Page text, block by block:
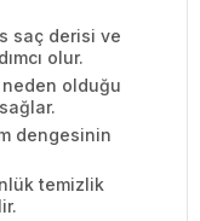
saç derisi ve
olur.
neden olduğu
dengesinin
temizlik